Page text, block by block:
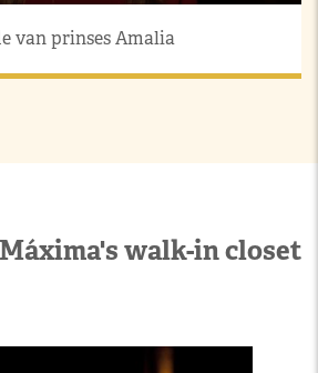
van prinses Amalia
walk-in closet